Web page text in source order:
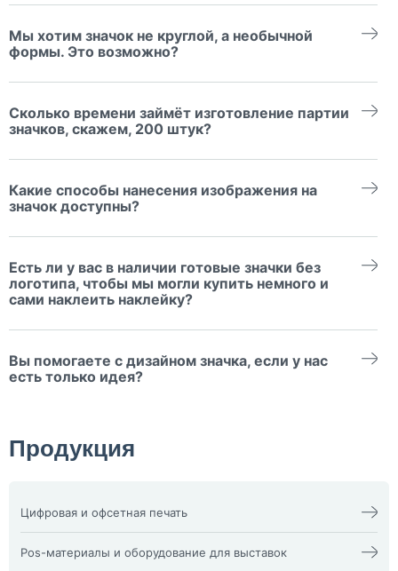
Самыми прочными считаются металлические из латуни или
никеля с гальваническим покрытием, а выбор материала
зависит от задач, дизайна и бюджета.
Мы хотим значок не круглой, а необычной
формы. Это возможно?
контуров по вашему макету.
Сколько времени займёт изготовление партии
значков, скажем, 200 штук?
Закатные значки изготовятся за 2-4 рабочих дня, фигурные из
фанеры или оргстекла – 7-10 рабочих дней, а металлические –
14-16 рабочих дней.
Какие способы нанесения изображения на
значок доступны?
металлические значки делаем штамповкой с гальваническим
покрытием и окрашиванием эмалью.
Есть ли у вас в наличии готовые значки без
логотипа, чтобы мы могли купить немного и
сами наклеить наклейку?
рекомендуется использовать наклейку со смолой (3D-
наклейка)
Вы помогаете с дизайном значка, если у нас
есть только идея?
Продукция
Цифровая и офсетная печать
Визитки
Конверты
Пакеты
Папка фолдер
Pos-материалы и оборудование для выставок